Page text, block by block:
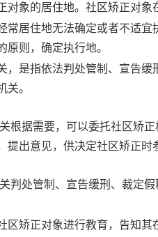
对象的居住地。社区矫正对
常居住地无法确定或者不适
原则，确定执行地。
，是指依法判处管制、宣告
关。
根据需要，可以委托社区矫
提出意见，供决定社区矫正
判处管制、宣告缓刑、裁定
区矫正对象进行教育，告知